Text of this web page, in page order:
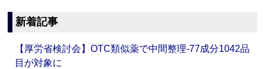
新着記事
【厚労省検討会】OTC類似薬で中間整理‐77成分1042品
目が対象に